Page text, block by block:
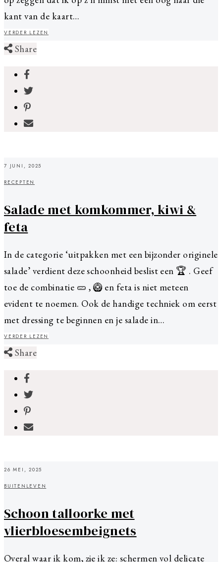
kant van de kaart…
VERDER LEZEN
Share
7 JUNI, 2025
RECEPTEN
Salade met komkommer, kiwi &
feta
In de categorie ‘uitpakken met een bijzonder originele
salade’ verdient deze schoonheid beslist een 🏆 . Geef
toe de combinatie 🥒 , 🥝 en feta is niet meteen
evident te noemen. Ook de handige techniek om eerst
met dressing te beginnen en je salade in…
VERDER LEZEN
Share
26 MEI, 2025
BUITENLEVEN
Schoon talloorke met
vlierbloesembeignets
Overal waar ik kom, zie ik ze: schermen vol delicate